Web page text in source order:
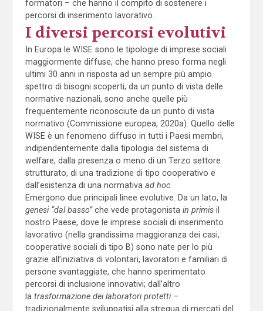
formatori – che hanno il compito di sostenere i
percorsi di inserimento lavorativo.
I diversi percorsi evolutivi
In Europa le WISE sono le tipologie di imprese sociali
maggiormente diffuse, che hanno preso forma negli
ultimi 30 anni in risposta ad un sempre più ampio
spettro di bisogni scoperti; da un punto di vista delle
normative nazionali, sono anche quelle più
frequentemente riconosciute da un punto di vista
normativo (Commissione europea, 2020a). Quello delle
WISE è un fenomeno diffuso in tutti i Paesi membri,
indipendentemente dalla tipologia del sistema di
welfare, dalla presenza o meno di un Terzo settore
strutturato, di una tradizione di tipo cooperativo e
dall’esistenza di una normativa ad hoc.
Emergono due principali linee evolutive. Da un lato, la
genesi “dal basso”che vede protagonista in primisil
nostro Paese, dove le imprese sociali di inserimento
lavorativo (nella grandissima maggioranza dei casi,
cooperative sociali di tipo B) sono nate per lo più
grazie all’iniziativa di volontari, lavoratori e familiari di
persone svantaggiate, che hanno sperimentato
percorsi di inclusione innovativi; dall’altro
la trasformazione dei laboratori protetti–
tradizionalmente sviluppatisi alla stregua di mercati del